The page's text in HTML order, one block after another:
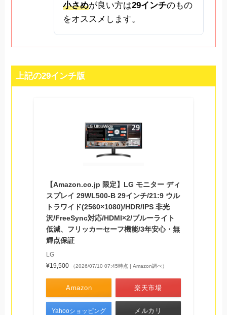
小さめが良い方は29インチのもの
をオススメします。
上記の29インチ版
【Amazon.co.jp 限定】LG モニター ディ
スプレイ 29WL500-B 29インチ/21:9 ウル
トラワイド(2560×1080)/HDR/IPS 非光
沢/FreeSync対応/HDMI×2/ブルーライト
低減、フリッカーセーフ機能/3年安心・無
輝点保証
LG
¥19,500
（2026/07/10 07:45時点 | Amazon調べ）
Amazon 楽天市場
Yahooショッピング メルカリ